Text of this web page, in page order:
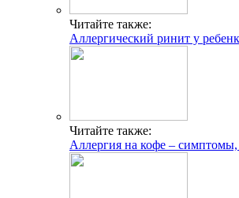
Читайте также:
Аллергический ринит у
Читайте также:
Аллергия на кофе – симптомы,